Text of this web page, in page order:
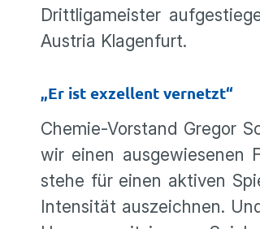
Drittligameister
Austria Klagenfurt.
„Er ist exzellent vernetzt“
Chemie-Vorstand Gregor
wir einen ausgewiesenen
stehe für einen aktiven
Intensität auszeichnen.